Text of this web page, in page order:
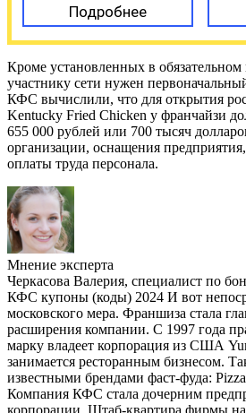
Подробнее
Кроме установленных в обязательном
участнику сети нужен
КФС вычислили, что для открытия
Kentucky Fried Chicken у франчайзи
655 000 рублей или 700 тысяч
организации, оснащения
оплаты труда персонала.
Мнение эксперта
Черкасова Валерия, специалист по
КФС купоны (коды) 2024 И вот
московского мера. Франшиза стала
расширения компании. С 1997 года
марку владеет корпорация из США
занимается ресторанным бизнесом.
известными брендами фаст-фуда:
Компания КФС стала дочерним
корпорации. Штаб-квартира фирмы